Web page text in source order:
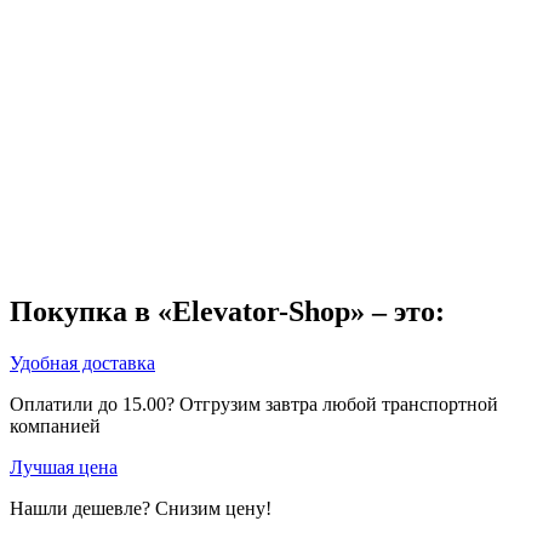
Покупка в «Elevator-Shop» – это:
Удобная доставка
Оплатили до 15.00? Отгрузим завтра любой транспортной
компанией
Лучшая цена
Нашли дешевле? Снизим цену!